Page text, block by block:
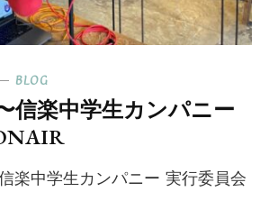
BLOG
信楽中学生カンパニー
楽中学生カンパニー 実行委員会